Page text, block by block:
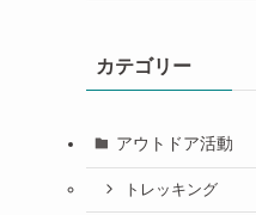
カテゴリー
アウトドア活動
トレッキング